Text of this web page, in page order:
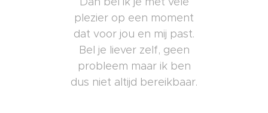
plezier op een moment
dat voor jou en mij past.
Bel je liever zelf, geen
probleem maar ik ben
dus niet altijd bereikbaar.